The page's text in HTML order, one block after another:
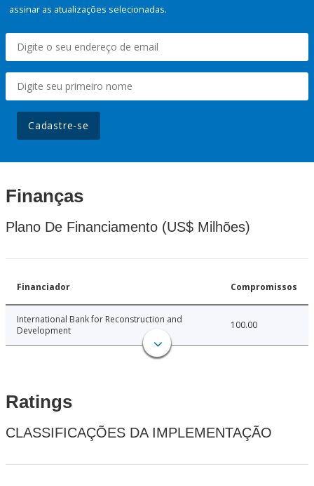
assinar as atualizações selecionadas.
Cadastre-se
Finanças
Plano De Financiamento (US$ Milhões)
Financiador Compromissos
International Bank for Reconstruction and
Development
100.00
Ratings
CLASSIFICAÇÕES DA IMPLEMENTAÇÃO